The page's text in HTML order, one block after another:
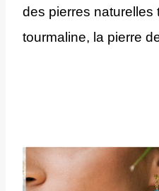
des pierres naturelles
tourmaline, la pierre